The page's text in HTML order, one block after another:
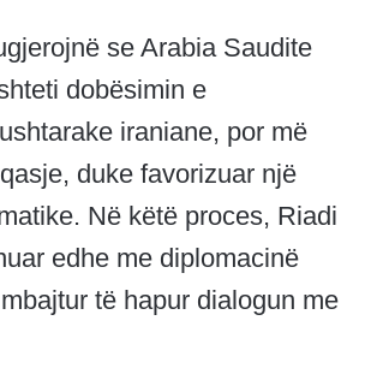
se Arabia Saudite
dobësimin e
iraniane, por më
duke favorizuar një
Në këtë proces, Riadi
edhe me diplomacinë
të hapur dialogun me